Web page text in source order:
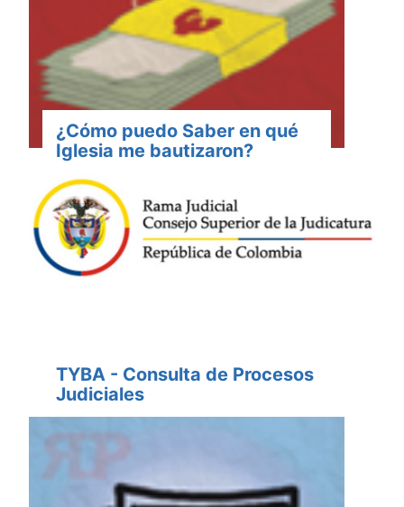
¿Cómo puedo Saber en qué
Iglesia me bautizaron?
TYBA - Consulta de Procesos
Judiciales